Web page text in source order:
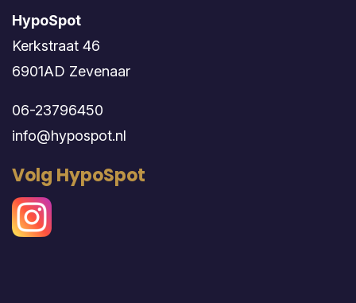
HypoSpot
Kerkstraat 46
6901AD Zevenaar
06-23796450
info@hypospot.nl
Volg HypoSpot